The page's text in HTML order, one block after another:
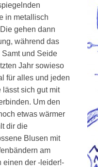
in metallisch
gehen dann
während das
und Seide
Jahr sowieso
für alles und jeden
lässt sich gut mit
Um den
etwas wärmer
dir die
Blusen mit
am
einen der -leider!-